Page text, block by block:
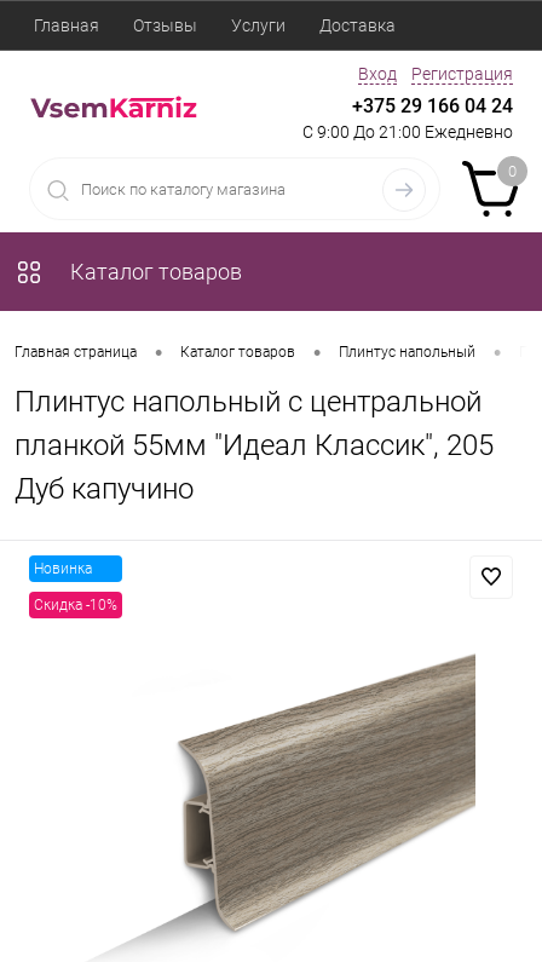
Главная Отзывы Услуги Доставка
Вход Регистрация
+375 29 166 04 24
С 9:00 До 21:00 Ежедневно
0
Каталог товаров
Главная страница • Каталог товаров • Плинтус напольный •
Плинтус напольный с центральной
планкой 55мм "Идеал Классик", 205
Дуб капучино
Новинка
Скидка -10%